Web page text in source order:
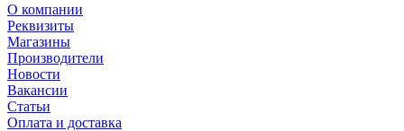
О компании
Реквизиты
Магазины
Производители
Новости
Вакансии
Статьи
Оплата и доставка